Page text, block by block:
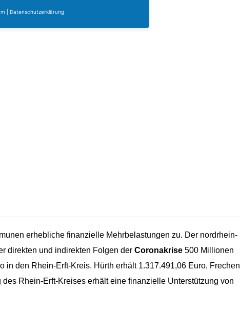
erhebliche finanzielle Mehrbelastungen zu. Der nordrhein-
direkten und indirekten Folgen der Coronakrise 500 Millionen
den Rhein-Erft-Kreis. Hürth erhält 1.317.491,06 Euro, Frechen
Rhein-Erft-Kreises erhält eine finanzielle Unterstützung von
Datenschutzerklärung